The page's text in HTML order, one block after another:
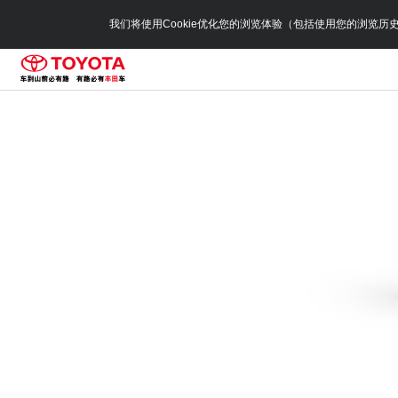
我们将使用Cookie优化您的浏览体验（包括使用您的浏览历